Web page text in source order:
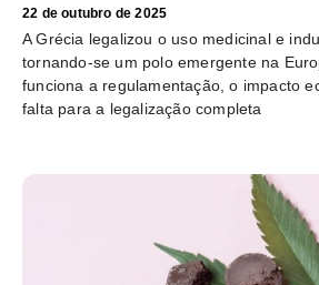
22 de outubro de 2025
A Grécia legalizou o uso medicinal e
tornando-se um polo emergente na
funciona a regulamentação, o impacto
falta para a legalização completa